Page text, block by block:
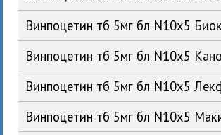
Винпоцетин тб 5мг бл N10x5
Винпоцетин тб 5мг бл N10x5
Винпоцетин тб 5мг бл N10x5
Винпоцетин тб 5мг бл N10x5